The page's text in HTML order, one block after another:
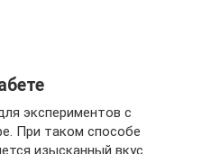
экспериментов с
При таком способе
изысканный вкус